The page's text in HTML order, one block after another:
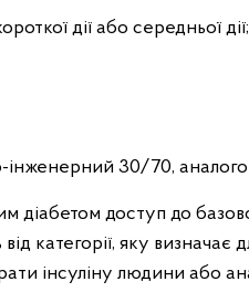
дії або середньої дії;
інженерний 30/70,
діабетом доступ до
категорії, яку визначає
інсуліну людини або